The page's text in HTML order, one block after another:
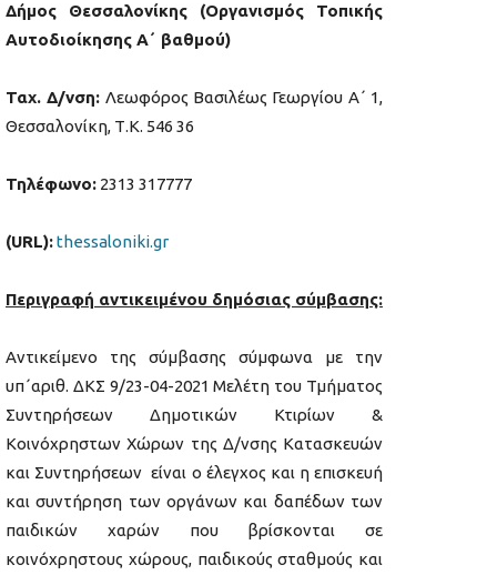
Δήμος Θεσσαλονίκης (Οργανισμός Τοπικής
Αυτοδιοίκησης Α΄ βαθμού)
Ταχ. Δ/νση: Λεωφόρος Βασιλέως Γεωργίου Α΄ 1,
Θεσσαλονίκη, Τ.Κ. 546 36
Τηλέφωνο: 2313 317777
(URL):thessaloniki.gr
Περιγραφή αντικειμένου δημόσιας σύμβασης:
Αντικείμενο της σύμβασης σύμφωνα με την
υπ΄αριθ. ΔΚΣ 9/23-04-2021 Μελέτη του Τμήματος
Συντηρήσεων Δημοτικών Κτιρίων &
Κοινόχρηστων Χώρων της Δ/νσης Κατασκευών
και Συντηρήσεων είναι ο έλεγχος και η επισκευή
και συντήρηση των οργάνων και δαπέδων των
παιδικών χαρών που βρίσκονται σε
κοινόχρηστους χώρους, παιδικούς σταθμούς και